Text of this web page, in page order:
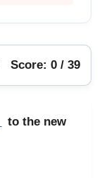
Score: 0 / 39
to the new